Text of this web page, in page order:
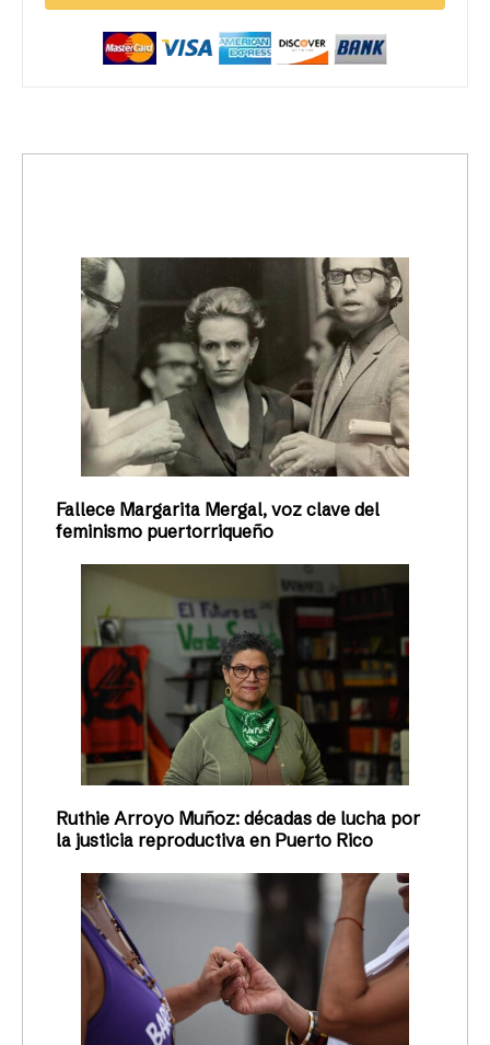
Fallece Margarita Mergal, voz clave del
feminismo puertorriqueño
Ruthie Arroyo Muñoz: décadas de lucha por
la justicia reproductiva en Puerto Rico